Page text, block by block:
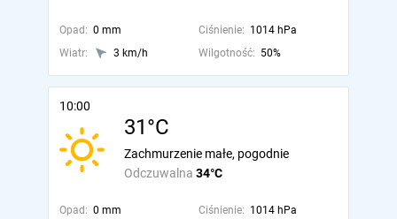
Opad: 0 mm Ciśnienie: 1014 hPa
Wiatr:
3 km/h Wilgotność: 50%
10:00
31°C
Odczuwalna 34°C
Zachmurzenie małe, pogodnie
Opad: 0 mm Ciśnienie: 1014 hPa